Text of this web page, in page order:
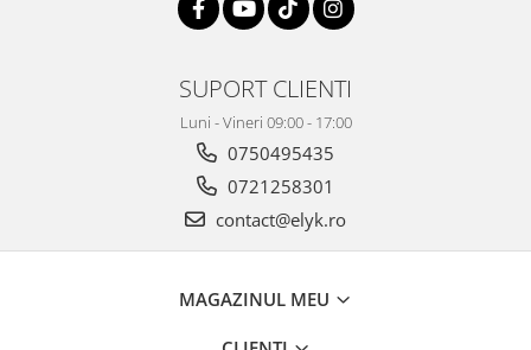
SUPORT CLIENTI
Luni - Vineri 09:00 - 17:00
0750495435
0721258301
contact@elyk.ro
MAGAZINUL MEU